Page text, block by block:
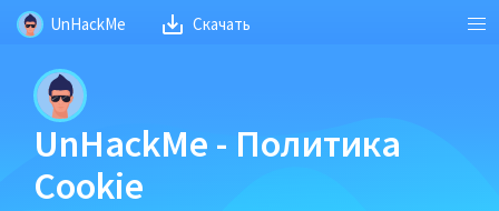
UnHackMe Скачать
UnHackMe - Политика
Cookie